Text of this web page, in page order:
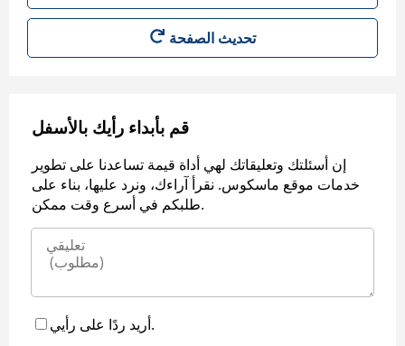
تحديث الصفحة
قم بأبداء رأيك بالأسفل
إن أسئلتك وتعليقاتك لهي أداة قيمة تساعدنا على تطوير
خدمات موقع ماسكوس. نقرأ آراءك، ونرد عليها، بناء على
طلبكم في أسرع وقت ممكن.
أريد ردًا على رأيي.